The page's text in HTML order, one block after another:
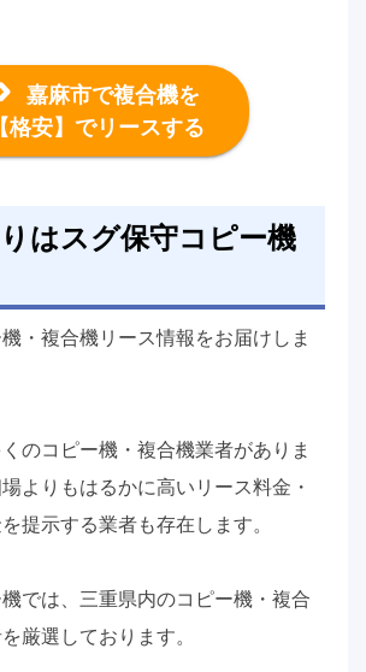
嘉麻市で複合機を
【格安】でリースする
はスグ保守コピー機
・複合機リース情報をお届けしま
のコピー機・複合機業者がありま
よりもはるかに高いリース料金・
提示する業者も存在します。
では、三重県内のコピー機・複合
厳選しております。